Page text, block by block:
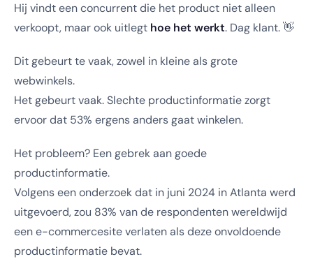
Hij vindt een concurrent die het product niet alleen
verkoopt, maar ook uitlegt hoe het werkt. Dag klant. 👋
Dit gebeurt te vaak, zowel in kleine als grote
webwinkels.
Het gebeurt vaak. Slechte productinformatie zorgt
ervoor dat 53% ergens anders gaat winkelen.
Het probleem? Een gebrek aan goede
productinformatie.
Volgens een onderzoek dat in juni 2024 in Atlanta werd
uitgevoerd, zou 83% van de respondenten wereldwijd
een e-commercesite verlaten als deze onvoldoende
productinformatie bevat.